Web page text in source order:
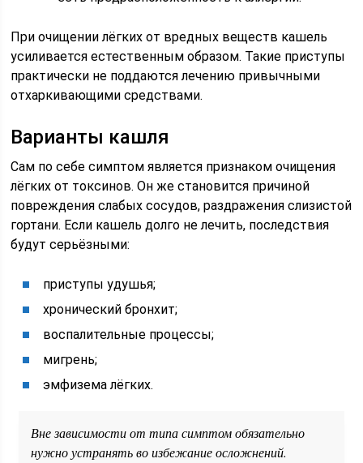
При очищении лёгких от вредных веществ кашель
усиливается естественным образом. Такие приступы
практически не поддаются лечению привычными
отхаркивающими средствами.
Варианты кашля
Сам по себе симптом является признаком очищения
лёгких от токсинов. Он же становится причиной
повреждения слабых сосудов, раздражения слизистой
гортани. Если кашель долго не лечить, последствия
будут серьёзными:
приступы удушья;
хронический бронхит;
воспалительные процессы;
мигрень;
эмфизема лёгких.
Вне зависимости от типа симптом обязательно
нужно устранять во избежание осложнений.